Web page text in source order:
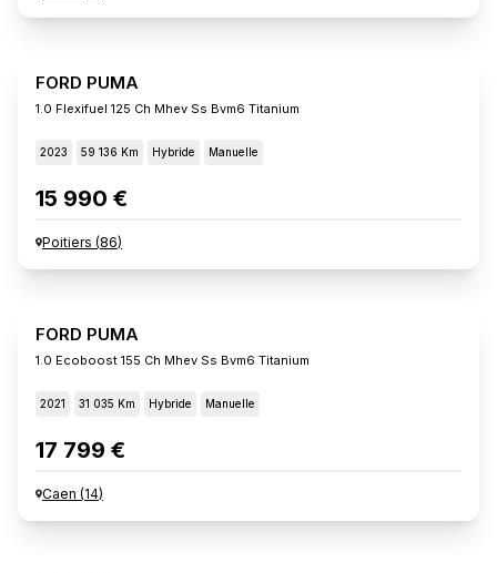
FORD PUMA
1.0 Flexifuel 125 Ch Mhev Ss Bvm6 Titanium
2023 59 136 Km Hybride Manuelle
15 990 €
Poitiers (86)
FORD PUMA
1.0 Ecoboost 155 Ch Mhev Ss Bvm6 Titanium
2021 31 035 Km Hybride Manuelle
17 799 €
Caen (14)